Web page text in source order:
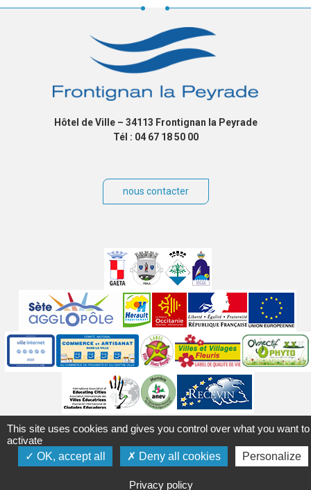
Hôtel de Ville – 34113 Frontignan la Peyrade
Tél : 04 67 18 50 00
nous contacter
partenaires
Labels
Mentions légales Accessibilité Plan du site
Contact
Crédits
Gérer les cookies Politique de confidentialité
This site uses cookies and gives you control over what you want to
activate
OK, accept all
Deny all cookies Personalize
Privacy policy